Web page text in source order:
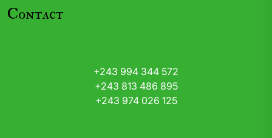
Contact
+243 994 344 572
+243 813 486 895
+243 974 026 125